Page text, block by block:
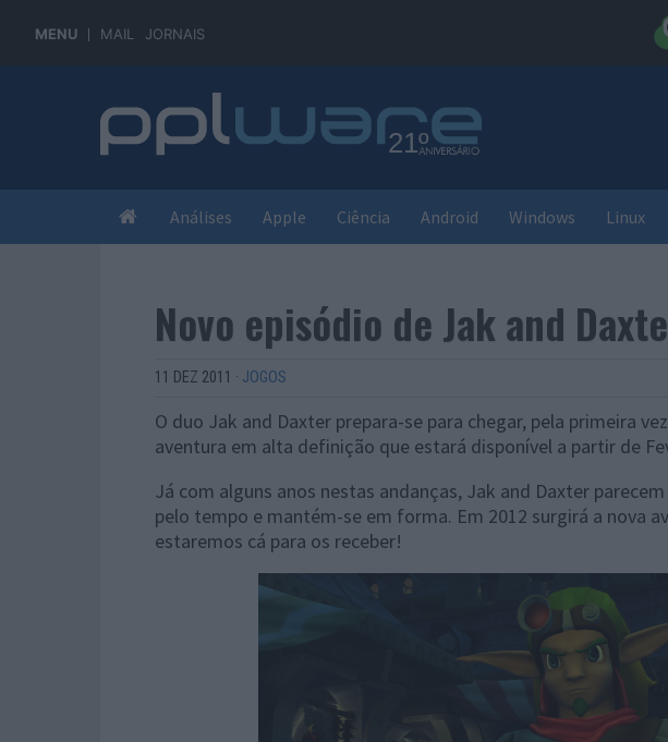
MENU MAIL JORNAIS
Análises Apple Ciência Android Windows Linux
Novo episódio de Jak and
11 DEZ 2011 · JOGOS
O duo Jak and Daxter prepara-se para chegar, pela primeira
aventura em alta definição que estará disponível a partir de
Já com alguns anos nestas andanças, Jak and Daxter
pelo tempo e mantém-se em forma. Em 2012 surgirá a nova
estaremos cá para os receber!